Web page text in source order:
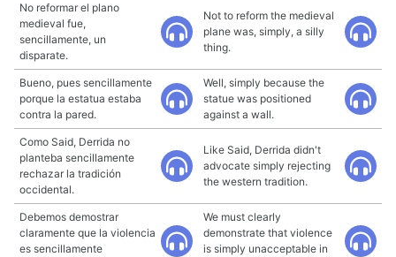
No reformar el plano
medieval fue,
sencillamente, un
disparate.
Not to reform the medieval
plane was, simply, a silly
thing.
Bueno, pues sencillamente
porque la estatua estaba
contra la pared.
Well, simply because the
statue was positioned
against a wall.
Como Said, Derrida no
planteba sencillamente
rechazar la tradición
occidental.
Like Said, Derrida didn't
advocate simply rejecting
the western tradition.
Debemos demostrar
claramente que la violencia
es sencillamente
We must clearly
demonstrate that violence
is simply unacceptable in